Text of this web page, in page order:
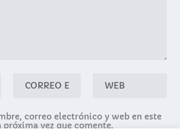
correo electrónico y web en este
próxima vez que comente.